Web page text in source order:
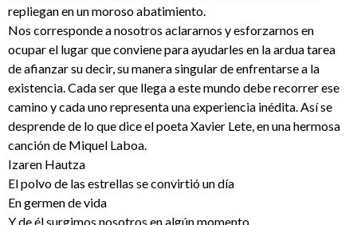
repliegan en un moroso abatimiento.
Nos corresponde a nosotros aclararnos y esforzarnos en
ocupar el lugar que conviene para ayudarles en la ardua tarea
de afianzar su decir, su manera singular de enfrentarse a la
existencia. Cada ser que llega a este mundo debe recorrer ese
camino y cada uno representa una experiencia inédita. Así se
desprende de lo que dice el poeta Xavier Lete, en una hermosa
canción de Miquel Laboa.
Izaren Hautza
El polvo de las estrellas se convirtió un día
En germen de vida
Y de él surgimos nosotros en algún momento